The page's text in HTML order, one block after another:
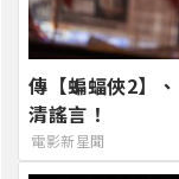
傳【蝙蝠俠2】
清謠言！
電影新星聞